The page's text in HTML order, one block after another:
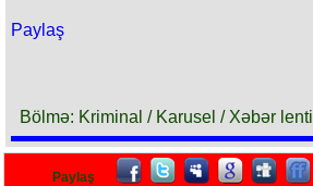
Paylaş
Bölmə: Kriminal / Karusel / Xəbər lenti
Paylaş